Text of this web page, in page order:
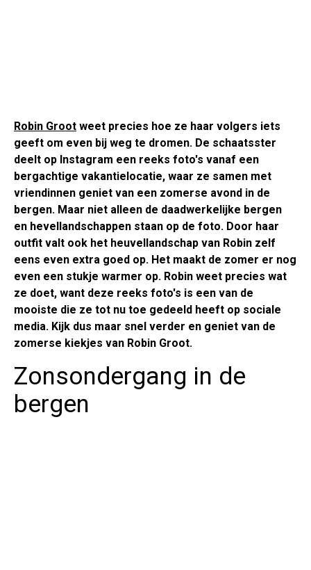
Robin Groot weet precies hoe ze haar volgers iets
geeft om even bij weg te dromen. De schaatsster
deelt op Instagram een reeks foto's vanaf een
bergachtige vakantielocatie, waar ze samen met
vriendinnen geniet van een zomerse avond in de
bergen. Maar niet alleen de daadwerkelijke bergen
en hevellandschappen staan op de foto. Door haar
outfit valt ook het heuvellandschap van Robin zelf
eens even extra goed op. Het maakt de zomer er nog
even een stukje warmer op. Robin weet precies wat
ze doet, want deze reeks foto's is een van de
mooiste die ze tot nu toe gedeeld heeft op sociale
media. Kijk dus maar snel verder en geniet van de
zomerse kiekjes van Robin Groot.
Zonsondergang in de
bergen